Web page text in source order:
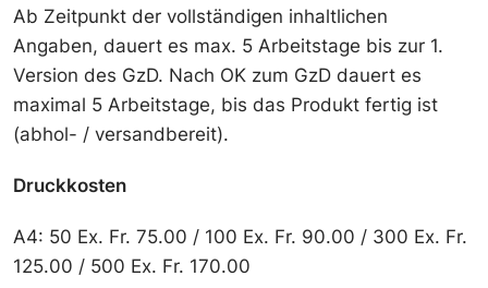
n
e
S
e
k
t
i
n
a
k
Ab Zeitpunkt der vollständigen inhaltlichen
Angaben, dauert es max. 5 Arbeitstage bis zur 1.
Version des GzD. Nach OK zum GzD dauert es
maximal 5 Arbeitstage, bis das Produkt fertig ist
(abhol- / versandbereit).
Druckkosten
A4: 50 Ex. Fr. 75.00 / 100 Ex. Fr. 90.00 / 300 Ex. Fr.
125.00 / 500 Ex. Fr. 170.00